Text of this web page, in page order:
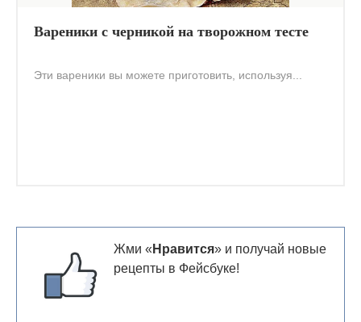
Вареники с черникой на творожном тесте
Эти вареники вы можете приготовить, используя...
Жми « Нравится» и получай новые
рецепты в Фейсбуке!